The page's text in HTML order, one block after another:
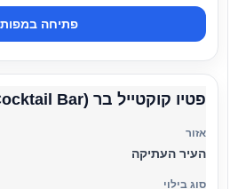
פתיחה במפות
פטיו קוקטייל בר (Patio Cocktail Bar)
העיר העתיקה